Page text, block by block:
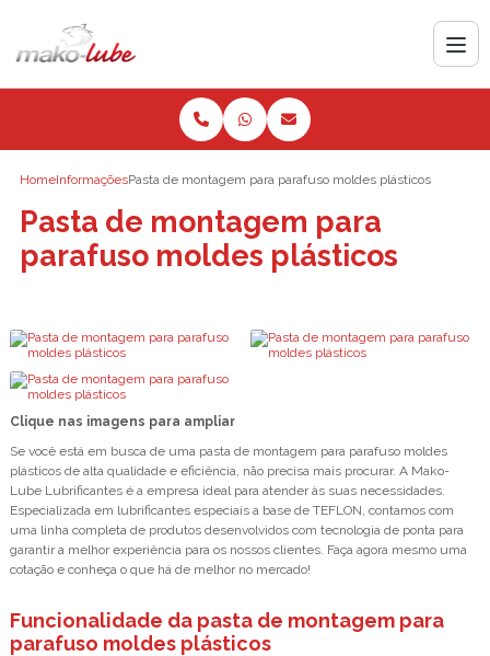
HomeInformaçõesPasta de montagem para parafuso moldes plásticos
Pasta de montagem para
parafuso moldes plásticos
Clique nas imagens para ampliar
Se você está em busca de uma pasta de montagem para parafuso moldes
plásticos de alta qualidade e eficiência, não precisa mais procurar. A Mako-
Lube Lubrificantes é a empresa ideal para atender às suas necessidades.
Especializada em lubrificantes especiais a base de TEFLON, contamos com
uma linha completa de produtos desenvolvidos com tecnologia de ponta para
garantir a melhor experiência para os nossos clientes. Faça agora mesmo uma
cotação e conheça o que há de melhor no mercado!
Funcionalidade da pasta de montagem para
parafuso moldes plásticos